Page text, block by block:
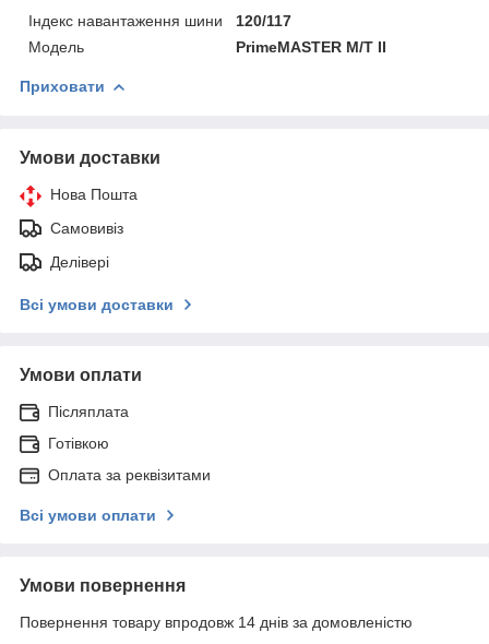
Індекс навантаження шини
120/117
Мoдель
PrimeMASTER M/Т II
Приховати
Умови доставки
Нова Пошта
Самовивіз
Делівері
Всі умови доставки
Умови оплати
Післяплата
Готівкою
Оплата за реквізитами
Всі умови оплати
Умови повернення
Повернення товару впродовж 14 днів за домовленістю